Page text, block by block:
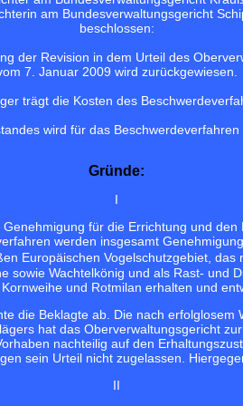
am Bundesverwaltungsgericht
beschlossen:
der Revision in dem Urteil des
7. Januar 2009 wird zurückgewiesen.
trägt die Kosten des
wird für das
Gründe:
I
für die Errichtung und
werden insgesamt
Europäischen Vogelschutzgebiet,
sowie Wachtelkönig und als Rast- und
und Rotmilan erhalten und
die Beklagte ab. Die nach
hat das Oberverwaltungsgericht
nachteilig auf den
sein Urteil nicht zugelassen.
II